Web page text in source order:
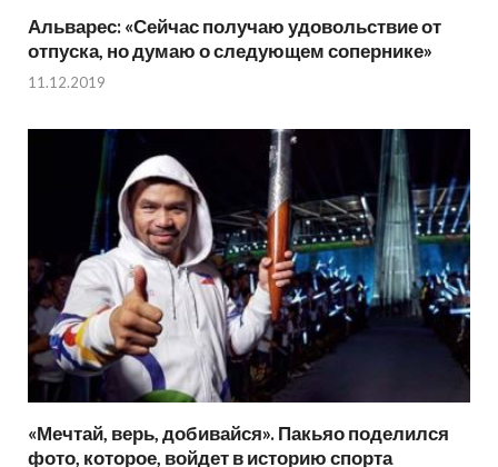
Альварес: «Сейчас получаю удовольствие от
отпуска, но думаю о следующем сопернике»
11.12.2019
«Мечтай, верь, добивайся». Пакьяо поделился
фото, которое, войдет в историю спорта